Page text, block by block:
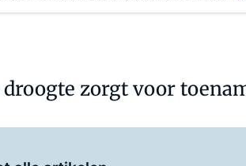
zorgt voor